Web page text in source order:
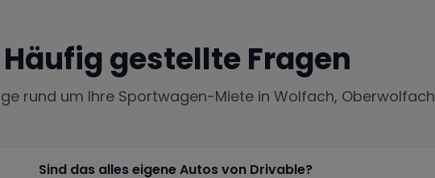
Häufig gestellte Fragen
rund um Ihre Sportwagen-Miete in Wolfach, Oberwolfach
Sind das alles eigene Autos von Drivable?